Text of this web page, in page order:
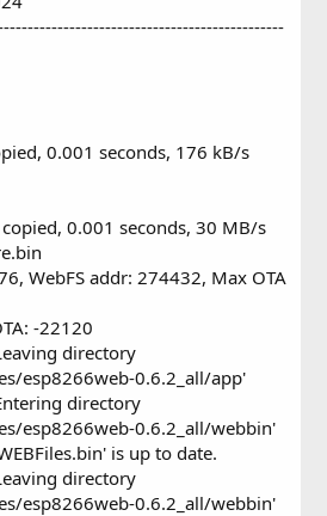
Uncached Code (IRAM)|
Cached Code (SPI)|
0x40207000 размером в 0x72000
233691 байт.
для вашего кода, при условии,
за областью первых 512
автоматически почти на всех
512 килобайт). Незанятая область
для Web-диска только в
Flash в 512 килобайт всего.
0.001 seconds, 176 kB/s
0.001 seconds, 30 MB/s
WebFS addr: 274432, Max OTA
-22120
directory
esp8266web-0.6.2_all/app'
directory
esp8266web-0.6.2_all/webbin'
is up to date.
directory
esp8266web-0.6.2_all/webbin'